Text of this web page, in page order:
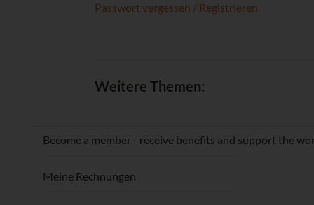
Passwort vergessen / Registrieren
Weitere Themen:
Become a member - receive benefits and support the
Meine Rechnungen